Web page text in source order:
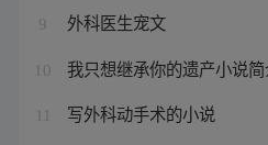
9 外科医生宠文
10 我只想继承你的遗产小说
写外科动手术的小说